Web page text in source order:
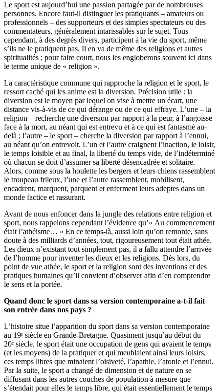
Le sport est aujourd’hui une passion partagée par de nombreuses
personnes. Encore faut-il distinguer les pratiquants – amateurs ou
professionnels – des supporteurs et des simples spectateurs ou des
commentateurs, généralement intarissables sur le sujet. Tous
cependant, à des degrés divers, participent à la vie du sport, même
s’ils ne le pratiquent pas. Il en va de même des religions et autres
spiritualités ; pour faire court, nous les engloberons souvent ici dans
le terme unique de « religion ».
La caractéristique commune qui rapproche la religion et le sport, le
ressort caché qui les anime est la diversion. Précision utile : la
diversion est le moyen par lequel on vise à mettre un écart, une
distance vis-à-vis de ce qui dérange ou de ce qui effraye. L’une – la
religion – recherche une diversion par rapport à la peur, à l’angoisse
face à la mort, au néant qui est entrevu et à ce qui est fantasmé au-
delà ; l’autre – le sport – cherche la diversion par rapport à l’ennui,
au néant qu’on entrevoit. L’un et l’autre craignent l’inaction, le loisir,
le temps loisible et au final, la liberté du temps vide, de l’indéterminé
où chacun se doit d’assumer sa liberté désencadrée et solitaire.
Alors, comme sous la houlette les bergers et leurs chiens rassemblent
le troupeau frileux, l’une et l’autre rassemblent, mobilisent,
encadrent, marquent, parquent et enferment leurs adeptes dans un
monde factice et rassurant.
Avant de nous enfoncer dans la jungle des relations entre religion et
sport, nous rappelons cependant l’évidence qu’« Au commencement
était l’athéisme… » En ce temps-là, aussi loin qu’on remonte, sans
doute à des milliards d’années, tout, rigoureusement tout était athée.
Les dieux n’existant tout simplement pas, il a fallu attendre l’arrivée
de l’homme pour inventer les dieux et les religions. Dès lors, du
point de vue athée, le sport et la religion sont des inventions et des
pratiques humaines qu’il convient d’observer afin d’en comprendre
le sens et la portée.
Quand donc le sport dans sa version contemporaine a-t-il fait
son entrée dans nos pays ?
L’histoire situe l’apparition du sport dans sa version contemporaine
au 19ᵉ siècle en Grande-Bretagne. Quasiment jusqu’au début du
20ᵉ siècle, le sport était une occupation de gens qui avaient le temps
(et les moyens) de la pratiquer et qui meublaient ainsi leurs loisirs,
ces temps libres que minaient l’oisiveté, l’apathie, l’atonie et l’ennui.
Par la suite, le sport a changé de dimension et de nature en se
diffusant dans les autres couches de population à mesure que
s’étendait pour elles le temps libre, qui était essentiellement le temps